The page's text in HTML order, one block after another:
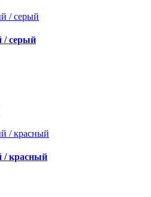
/ серый
/ красный